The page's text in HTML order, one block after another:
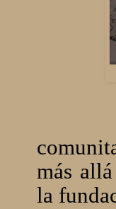
Hay
más
la